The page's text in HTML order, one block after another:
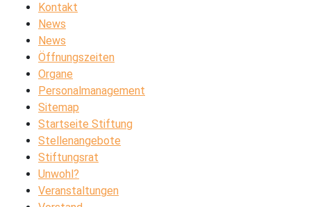
Kontakt
News
News
Öffnungszeiten
Organe
Personalmanagement
Sitemap
Startseite Stiftung
Stellenangebote
Stiftungsrat
Unwohl?
Veranstaltungen